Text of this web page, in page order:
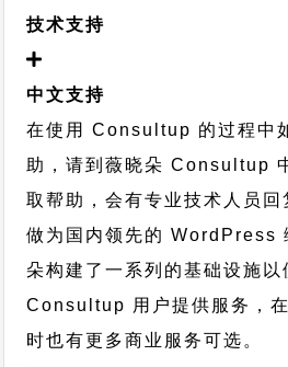
技术支持
中文支持
在使用 Consultup 的过程中
助，请到薇晓朵 Consultup
取帮助，会有专业技术人员回
做为国内领先的 WordPress
朵构建了一系列的基础设施以
Consultup 用户提供服务，
时也有更多商业服务可选。